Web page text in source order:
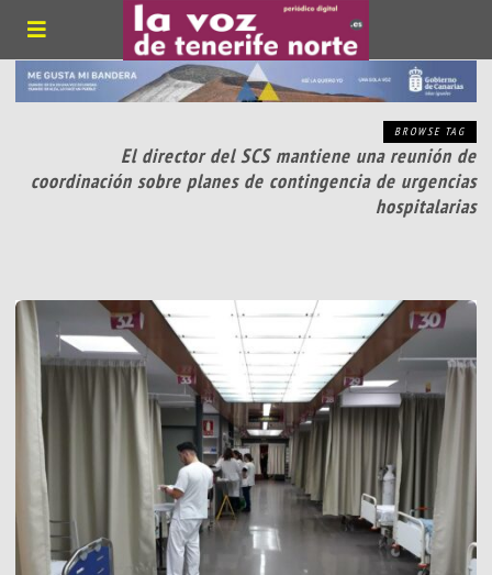
BROWSE TAG
El director del SCS mantiene una reunión de
coordinación sobre planes de contingencia de urgencias
hospitalarias